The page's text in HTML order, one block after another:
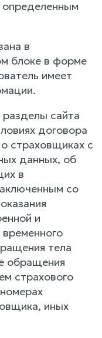
в
блоке в форме
имеет
сайта
договора
страховщиках с
данных, об
в
со
и
тела
обращения
страхового
иных